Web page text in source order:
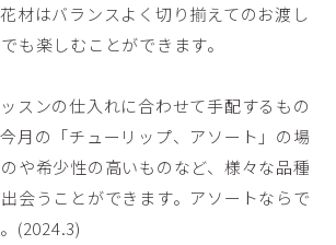
材はバランスよく切り揃えてのお渡し
も楽しむことができます。
スンの仕入れに合わせて手配するもの
月の「チューリップ、アソート」の場
や希少性の高いものなど、様々な品種
会うことができます。アソートならで
(2024.3)